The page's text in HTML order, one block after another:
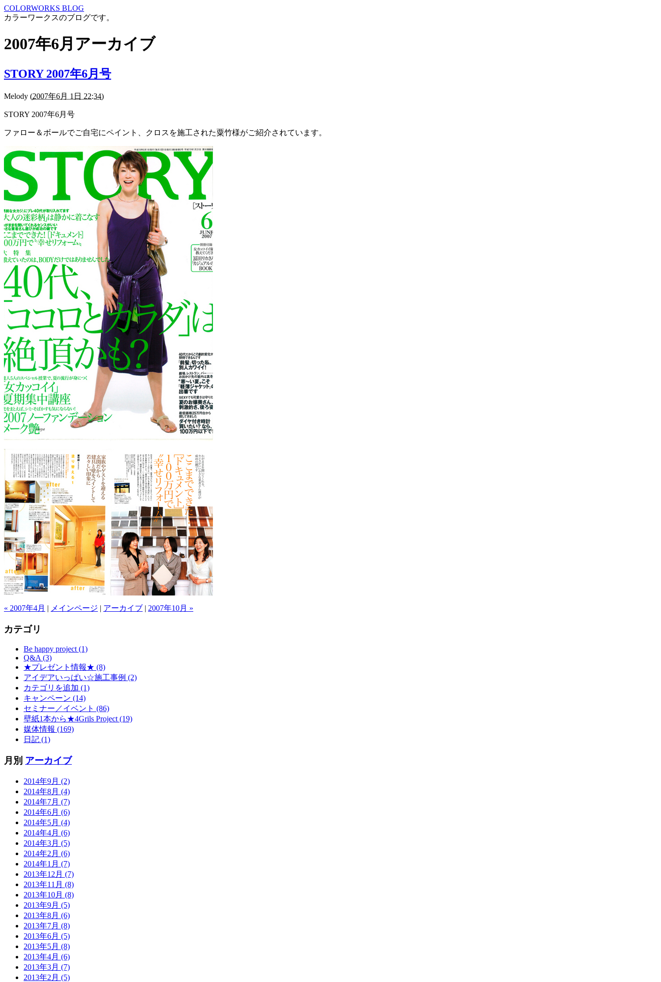
COLORWORKS BLOG
カラーワークスのブログです。
2007年6月アーカイブ
STORY 2007年6月号
Melody (2007年6月 1日 22:34)
STORY 2007年6月号
ファロー＆ボールでご自宅にペイント、クロスを施工された粟竹様がご紹介されています。
« 2007年4月 | メインページ | アーカイブ | 2007年10月 »
カテゴリ
Be happy project (1)
Q&A (3)
★プレゼント情報★ (8)
アイデアいっぱい☆施工事例 (2)
カテゴリを追加 (1)
キャンペーン (14)
セミナー／イベント (86)
壁紙1本から★4Grils Project (19)
媒体情報 (169)
日記 (1)
月別 アーカイブ
2014年9月 (2)
2014年8月 (4)
2014年7月 (7)
2014年6月 (6)
2014年5月 (4)
2014年4月 (6)
2014年3月 (5)
2014年2月 (6)
2014年1月 (7)
2013年12月 (7)
2013年11月 (8)
2013年10月 (8)
2013年9月 (5)
2013年8月 (6)
2013年7月 (8)
2013年6月 (5)
2013年5月 (8)
2013年4月 (6)
2013年3月 (7)
2013年2月 (5)